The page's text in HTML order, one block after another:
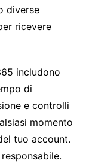
diverse
ricevere
includono
di
e controlli
momento
tuo account.